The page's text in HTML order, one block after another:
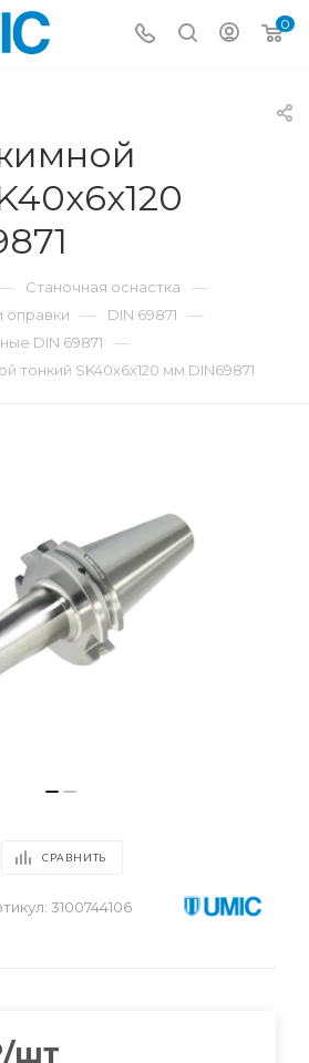
0
Станочная оснастка —
— DIN 69871 —
DIN 69871 —
тонкий SK40x6x120 мм DIN69871
СРАВНИТЬ
3100744106
/шт